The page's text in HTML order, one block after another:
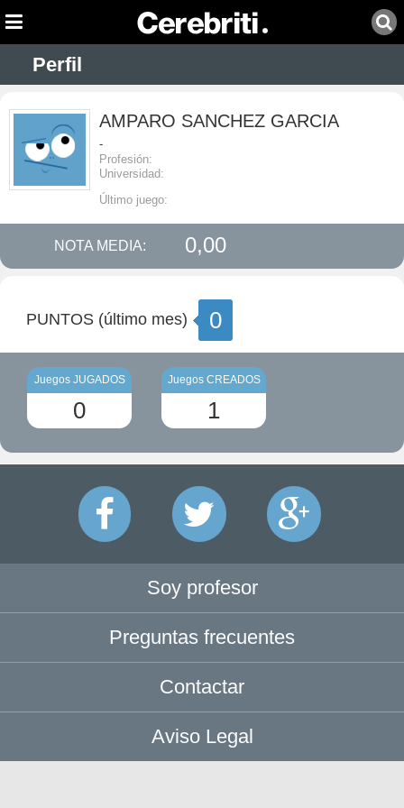
Perfil
AMPARO SANCHEZ GARCIA
-
Profesión:
Universidad:
Último juego:
NOTA MEDIA: 0,00
PUNTOS (último mes) 0
Juegos JUGADOS
0
Juegos CREADOS
1
Soy profesor
Preguntas frecuentes
Contactar
Aviso Legal